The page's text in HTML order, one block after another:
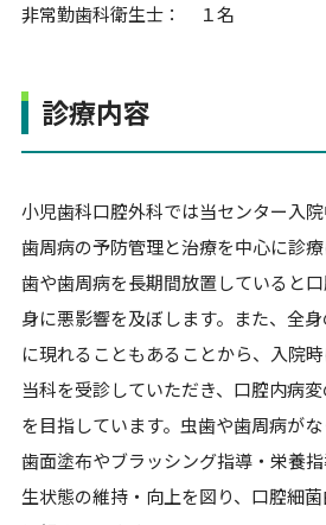
非常勤歯科衛生士： １名
診療内容
小児歯科口腔外科では当センター入院
歯周病の予防管理と治療を中心に診
歯や歯周病を長期間放置していると
身に悪影響を及ぼします。また、全
に現れることもあることから、入院
当科を受診していただき、口腔内病
を目指しています。虫歯や歯周病が
歯面塗布やブラッシング指導・栄養
生状態の維持・向上を図り、口腔細